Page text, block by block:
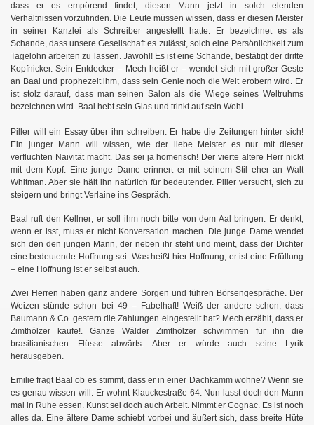
dass er es empörend findet, diesen Mann jetzt in solch elenden
Verhältnissen vorzufinden. Die Leute müssen wissen, dass er diesen Meister
in seiner Kanzlei als Schreiber angestellt hatte. Er bezeichnet es als
Schande, dass unsere Gesellschaft es zulässt, solch eine Persönlichkeit zum
Tagelohn arbeiten zu lassen. Jawohl! Es ist eine Schande, bestätigt der dritte
Kopfnicker. Sein Entdecker – Mech heißt er – wendet sich mit großer Geste
an Baal und prophezeit ihm, dass sein Genie noch die Welt erobern wird. Er
ist stolz darauf, dass man seinen Salon als die Wiege seines Weltruhms
bezeichnen wird. Baal hebt sein Glas und trinkt auf sein Wohl.
Piller will ein Essay über ihn schreiben. Er habe die Zeitungen hinter sich!
Ein junger Mann will wissen, wie der liebe Meister es nur mit dieser
verfluchten Naivität macht. Das sei ja homerisch! Der vierte ältere Herr nickt
mit dem Kopf. Eine junge Dame erinnert er mit seinem Stil eher an Walt
Whitman. Aber sie hält ihn natürlich für bedeutender. Piller versucht, sich zu
steigern und bringt Verlaine ins Gespräch.
Baal ruft den Kellner; er soll ihm noch bitte von dem Aal bringen. Er denkt,
wenn er isst, muss er nicht Konversation machen. Die junge Dame wendet
sich den den jungen Mann, der neben ihr steht und meint, dass der Dichter
eine bedeutende Hoffnung sei. Was heißt hier Hoffnung, er ist eine Erfüllung
– eine Hoffnung ist er selbst auch.
Zwei Herren haben ganz andere Sorgen und führen Börsengespräche. Der
Weizen stünde schon bei 49 – Fabelhaft! Weiß der andere schon, dass
Baumann & Co. gestern die Zahlungen eingestellt hat? Mech erzählt, dass er
Zimthölzer kaufe!. Ganze Wälder Zimthölzer schwimmen für ihn die
brasilianischen Flüsse abwärts. Aber er würde auch seine Lyrik
herausgeben.
Emilie fragt Baal ob es stimmt, dass er in einer Dachkamm wohne? Wenn sie
es genau wissen will: Er wohnt Klauckestraße 64. Nun lasst doch den Mann
mal in Ruhe essen. Kunst sei doch auch Arbeit. Nimmt er Cognac. Es ist noch
alles da. Eine ältere Dame schiebt vorbei und äußert sich, dass breite Hüte